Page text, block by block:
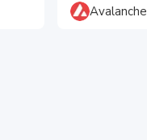
Avalanche